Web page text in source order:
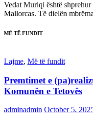
Vedat Muriqi është
Mallorcas. Të dielën
MË TË FUNDIT
Lajme, Më të fundit
Premtimet e
Komunën e Tetovës
adminadmin October 5,